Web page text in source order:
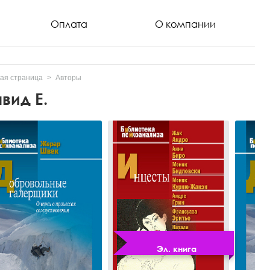
Оплата О компании
страница Авторы
Е.
Эл. книга